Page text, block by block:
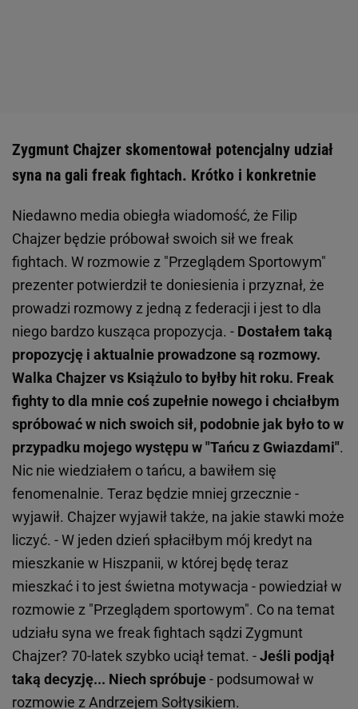
Zygmunt Chajzer skomentował potencjalny udział
syna na gali freak fightach. Krótko i konkretnie
Niedawno media obiegła wiadomość, że Filip
Chajzer będzie próbował swoich sił we freak
fightach. W rozmowie z "Przeglądem Sportowym"
prezenter potwierdził te doniesienia i przyznał, że
prowadzi rozmowy z jedną z federacji i jest to dla
niego bardzo kusząca propozycja. - Dostałem taką
propozycję i aktualnie prowadzone są rozmowy.
Walka Chajzer vs Książulo to byłby hit roku. Freak
fighty to dla mnie coś zupełnie nowego i chciałbym
spróbować w nich swoich sił, podobnie jak było to w
przypadku mojego występu w "Tańcu z Gwiazdami".
Nic nie wiedziałem o tańcu, a bawiłem się
fenomenalnie. Teraz będzie mniej grzecznie -
wyjawił. Chajzer wyjawił także, na jakie stawki może
liczyć. - W jeden dzień spłaciłbym mój kredyt na
mieszkanie w Hiszpanii, w której będę teraz
mieszkać i to jest świetna motywacja - powiedział w
rozmowie z "Przeglądem sportowym". Co na temat
udziału syna we freak fightach sądzi Zygmunt
Chajzer? 70-latek szybko uciął temat. -Jeśli podjął
taką decyzję... Niech spróbuje- podsumował w
rozmowie z Andrzejem Sołtysikiem.